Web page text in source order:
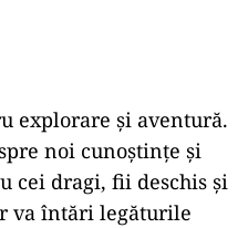
explorare și aventură.
noi cunoștințe și
cei dragi, fii deschis și
va întări legăturile